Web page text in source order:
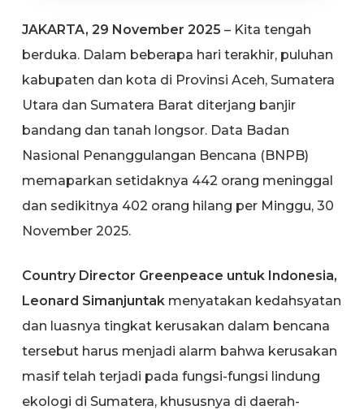
JAKARTA, 29 November 2025 – Kita tengah
berduka. Dalam beberapa hari terakhir, puluhan
kabupaten dan kota di Provinsi Aceh, Sumatera
Utara dan Sumatera Barat diterjang banjir
bandang dan tanah longsor. Data Badan
Nasional Penanggulangan Bencana (BNPB)
memaparkan setidaknya 442 orang meninggal
dan sedikitnya 402 orang hilang per Minggu, 30
November 2025.
Country Director Greenpeace untuk Indonesia,
Leonard Simanjuntakmenyatakan kedahsyatan
dan luasnya tingkat kerusakan dalam bencana
tersebut harus menjadi alarm bahwa kerusakan
masif telah terjadi pada fungsi-fungsi lindung
ekologi di Sumatera, khususnya di daerah-